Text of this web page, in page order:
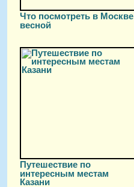
Что посмотреть в Москве
весной
Путешествие по
интересным местам
Казани